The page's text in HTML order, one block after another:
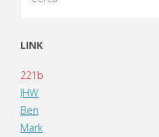
LINK
221b
JHW
Ben
Mark